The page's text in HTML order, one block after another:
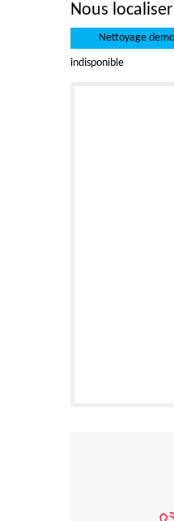
Nous localiser
Nettoyage
indisponible